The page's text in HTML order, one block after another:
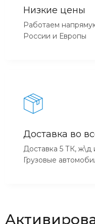
Низкие цены
Работаем
России и Европы
Доставка во
Доставка 5 ТК,
Грузовые